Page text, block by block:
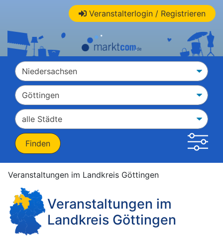
Veranstalterlogin / Registrieren
Veranstaltungen im Landkreis Göttingen
Veranstaltungen im
Landkreis Göttingen